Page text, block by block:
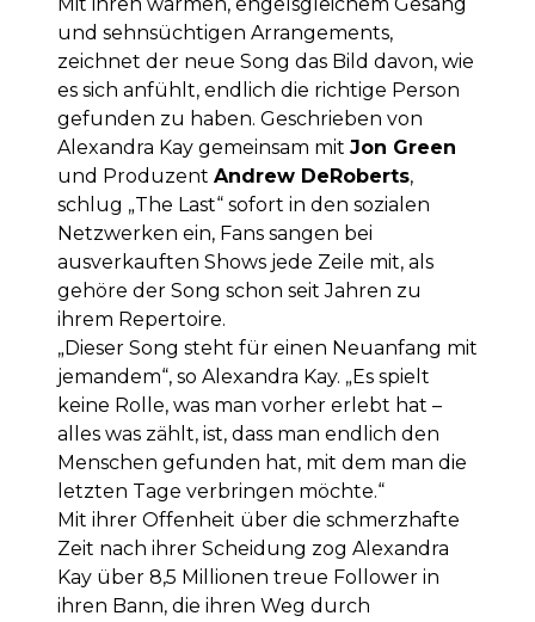
und sehnsüchtigen Arrangements,
zeichnet der neue Song das Bild davon, wie
es sich anfühlt, endlich die richtige Person
gefunden zu haben. Geschrieben von
Alexandra Kay gemeinsam mit Jon Green
und Produzent Andrew DeRoberts,
schlug „The Last“ sofort in den sozialen
Netzwerken ein, Fans sangen bei
ausverkauften Shows jede Zeile mit, als
gehöre der Song schon seit Jahren zu
ihrem Repertoire.
„Dieser Song steht für einen Neuanfang mit
jemandem“, so Alexandra Kay. „Es spielt
keine Rolle, was man vorher erlebt hat –
alles was zählt, ist, dass man endlich den
Menschen gefunden hat, mit dem man die
letzten Tage verbringen möchte.“
Mit ihrer Offenheit über die schmerzhafte
Zeit nach ihrer Scheidung zog Alexandra
Kay über 8,5 Millionen treue Follower in
ihren Bann, die ihren Weg durch